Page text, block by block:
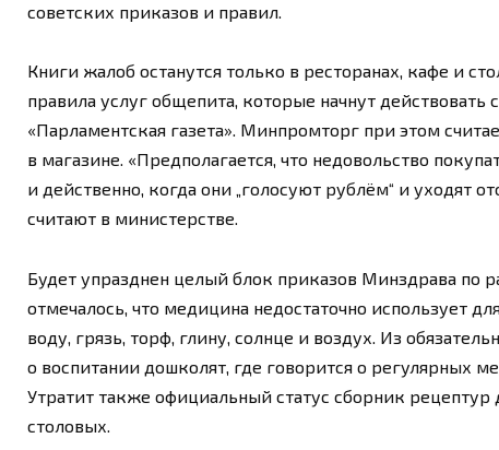
советских приказов и правил.
Книги жалоб останутся только в ресторанах, кафе и
правила услуг общепита, которые начнут действовать
«Парламентская газета». Минпромторг при этом
в магазине. «Предполагается, что недовольство
и действенно, когда они „голосуют рублём“ и уходят
считают в министерстве.
Будет упразднен целый блок приказов Минздрава по
отмечалось, что медицина недостаточно использует
воду, грязь, торф, глину, солнце и воздух. Из
о воспитании дошколят, где говорится о регулярных
Утратит также официальный статус сборник
столовых.